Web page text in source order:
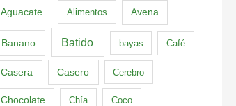
Aguacate Alimentos Avena
Banano Batido bayas Café
Casera Casero Cerebro
Chocolate Chía Coco